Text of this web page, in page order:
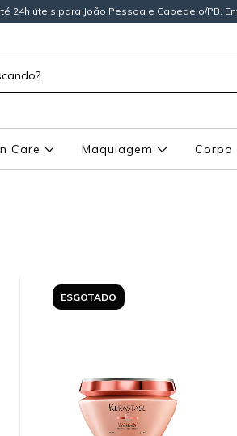
24h úteis para João Pessoa e Cabedelo/PB.
Care Maquiagem Corpo
ESGOTADO